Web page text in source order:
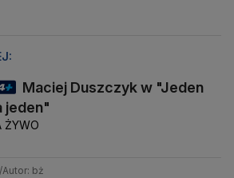
Maciej Duszczyk w "Jeden
jeden"
ŻYWO
bż